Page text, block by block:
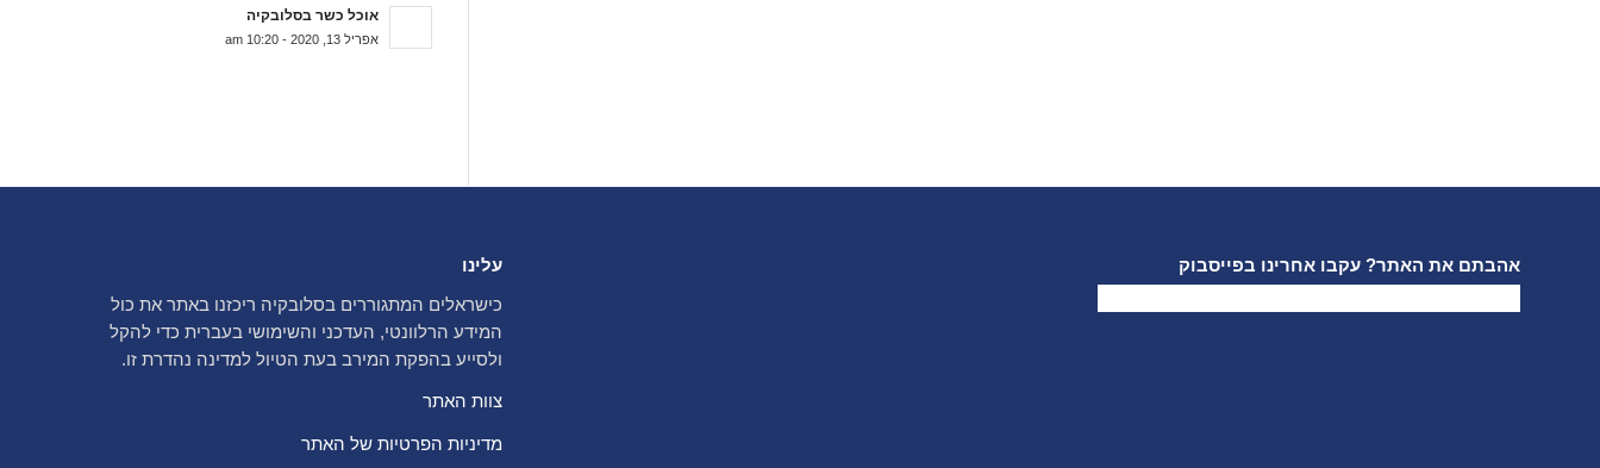
אוכל כשר בסלובקיה
אפריל 13, 2020 - 10:20 am
אהבתם את האתר? עקבו אחרינו בפייסבוק
עלינו
כישראלים המתגוררים בסלובקיה ריכזנו באתר את כול
המידע הרלוונטי, העדכני והשימושי בעברית כדי להקל
ולסייע בהפקת המירב בעת הטיול למדינה נהדרת זו.
צוות האתר
מדיניות הפרטיות של האתר